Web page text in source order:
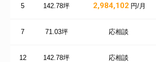
5 142.78坪 2,984,102 円/月
7 71.03坪 応相談
12 142.78坪 応相談